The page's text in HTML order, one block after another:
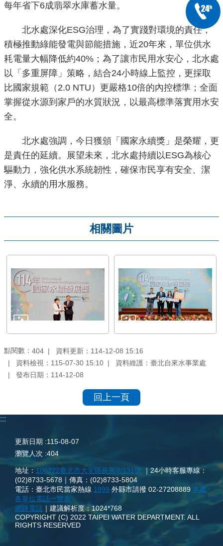
每年省下6成翡翠水庫蓄水量。
北水處深化ESG治理，為了實踐對環境的責任，
積極推動綠能發電與節能措施，近20年來，單位供水
耗電量大幅降低約40%；為了讓市民用水安心，北水處
以「多重屏障」策略，結合24小時線上監控，更採取
比國家規範（2.0 NTU）更嚴格10倍的內控標準；全面
掌握從水源到家戶的水質狀況，以最高標準落實用水安
全。
北水處強調，今日獲頒「國家永續獎」是榮耀，更
是責任的延續。展望未來，北水處持續以ESG為核心
驅動力，強化供水系統韌性，確保市民享有安全、潔
淨、永續的用水服務。
相關圖片
點閱數： 404
資料更新：114-12-08 15:16
資料檢視：115-07-30 15:10
資料維護：臺北自來水事業處
發布日期：114-12-08
回上一頁
:::
更新日期
115-08-07
瀏覽人次 404
地址： 106222臺北市大安區長興街131號 ｜24小時客服專線：
(02)8733-5678｜傳真：(02)8733-5804
電話：臺北市民當家熱線 1999 外縣市請撥 02-27208889 本處
各單位電話一覽表
網路電話 ｜建議解析度：1024*768
COPYRIGHT (C) 2022 TAIPEI WATER DEPARTMENT. ALL
RIGHTS RESERVED